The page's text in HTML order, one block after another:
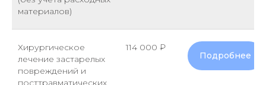
материалов)
Хирургическое
лечение застарелых
повреждений и
посттравматических
114 000 ₽
Подробнее